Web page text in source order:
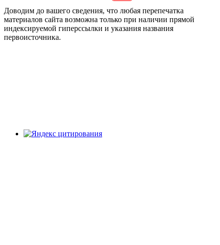
Доводим до вашего сведения, что любая перепечатка
материалов сайта возможна только при наличии прямой
индексируемой гиперссылки и указания названия
первоисточника.